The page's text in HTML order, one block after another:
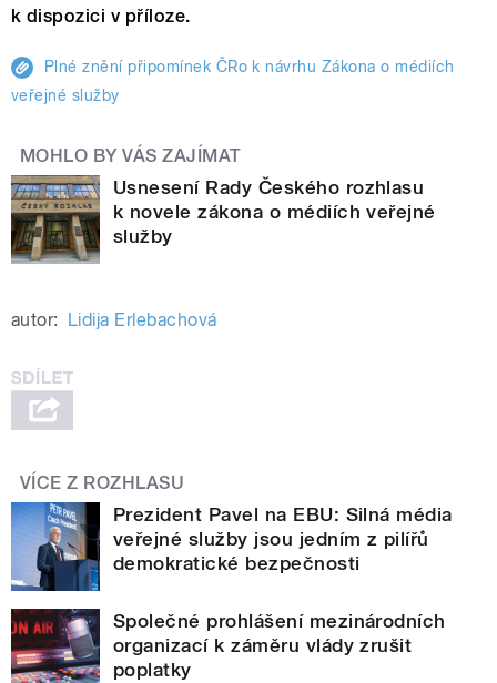
k dispozici v příloze.
Plné znění připomínek ČRo k návrhu Zákona o médiích
veřejné služby
MOHLO BY VÁS ZAJÍMAT
Usnesení Rady Českého rozhlasu
k novele zákona o médiích veřejné
služby
autor: Lidija Erlebachová
VÍCE Z ROZHLASU
Prezident Pavel na EBU: Silná média
veřejné služby jsou jedním z pilířů
demokratické bezpečnosti
Společné prohlášení mezinárodních
organizací k záměru vlády zrušit
poplatky